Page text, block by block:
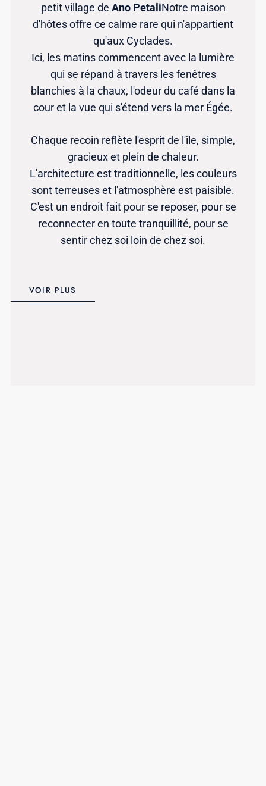
petit village de Ano PetaliNotre maison
d'hôtes offre ce calme rare qui n'appartient
qu'aux Cyclades.
Ici, les matins commencent avec la lumière
qui se répand à travers les fenêtres
blanchies à la chaux, l'odeur du café dans la
cour et la vue qui s'étend vers la mer Égée.
Chaque recoin reflète l'esprit de l'île, simple,
gracieux et plein de chaleur.
L'architecture est traditionnelle, les couleurs
sont terreuses et l'atmosphère est paisible.
C'est un endroit fait pour se reposer, pour se
reconnecter en toute tranquillité, pour se
sentir chez soi loin de chez soi.
VOIR PLUS